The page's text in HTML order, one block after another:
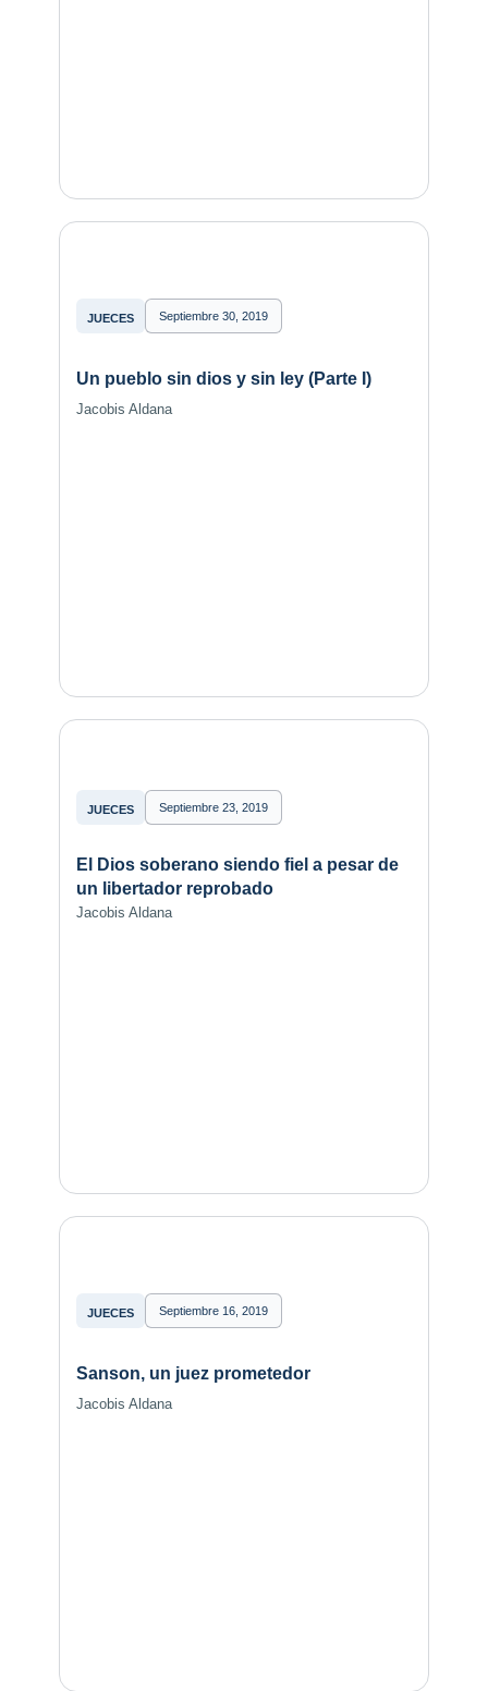
JUECES Septiembre 30, 2019
Un pueblo sin dios y sin ley (Parte I)
Jacobis Aldana
JUECES Septiembre 23, 2019
El Dios soberano siendo fiel a pesar de
un libertador reprobado
Jacobis Aldana
JUECES Septiembre 16, 2019
Sanson, un juez prometedor
Jacobis Aldana